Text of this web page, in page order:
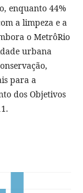
enquanto 44%
a limpeza e a
o MetrôRio
urbana
para a
dos Objetivos